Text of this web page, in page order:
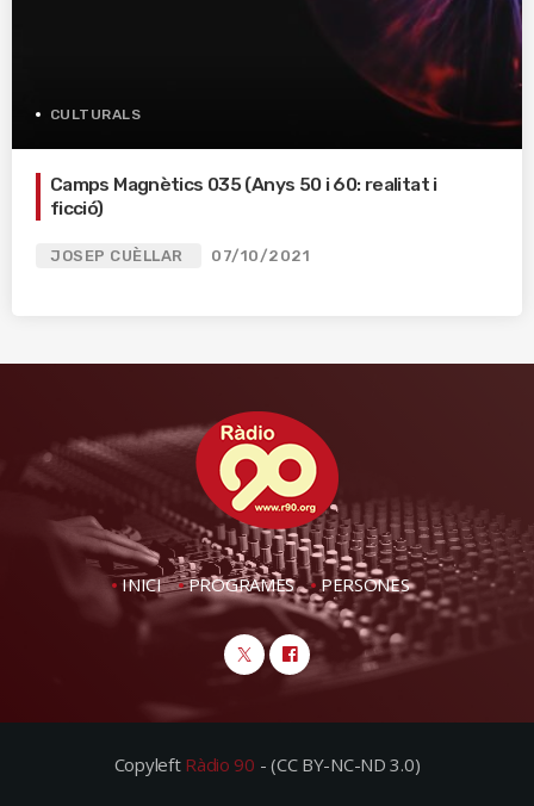
CULTURALS
Camps Magnètics 035 (Anys 50 i 60: realitat i
ficció)
JOSEP CUÈLLAR 07/10/2021
INICI PROGRAMES PERSONES
Copyleft Ràdio 90 - (CC BY-NC-ND 3.0)